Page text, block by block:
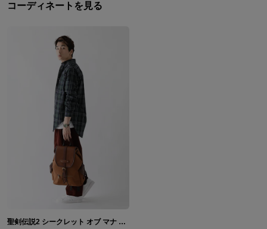
コーディネートを見る
聖剣伝説2 シークレット オブ マナ モデル 腕時計＆バックパック＆長財布